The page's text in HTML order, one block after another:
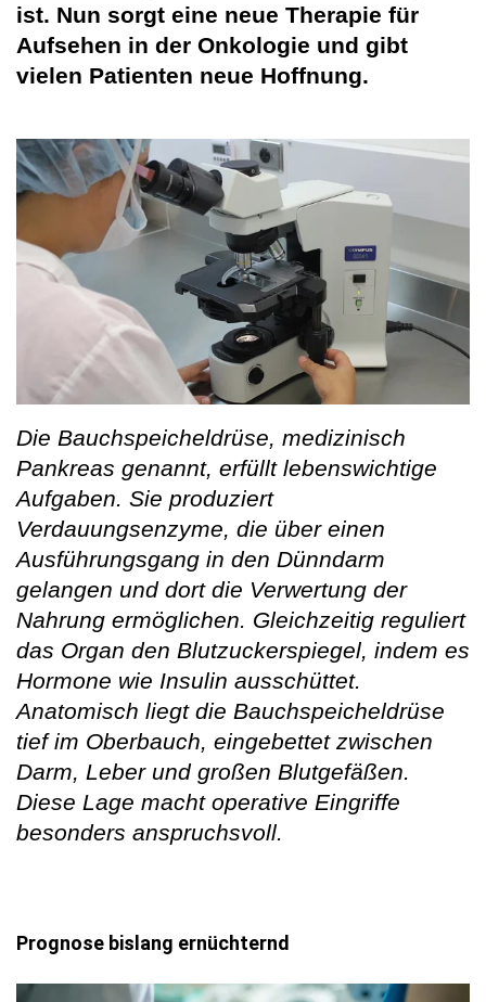
ist. Nun sorgt eine neue Therapie für
Aufsehen in der Onkologie und gibt
vielen Patienten neue Hoffnung.
Die Bauchspeicheldrüse, medizinisch
Pankreas genannt, erfüllt lebenswichtige
Aufgaben. Sie produziert
Verdauungsenzyme, die über einen
Ausführungsgang in den Dünndarm
gelangen und dort die Verwertung der
Nahrung ermöglichen. Gleichzeitig reguliert
das Organ den Blutzuckerspiegel, indem es
Hormone wie Insulin ausschüttet.
Anatomisch liegt die Bauchspeicheldrüse
tief im Oberbauch, eingebettet zwischen
Darm, Leber und großen Blutgefäßen.
Diese Lage macht operative Eingriffe
besonders anspruchsvoll.
Prognose bislang ernüchternd